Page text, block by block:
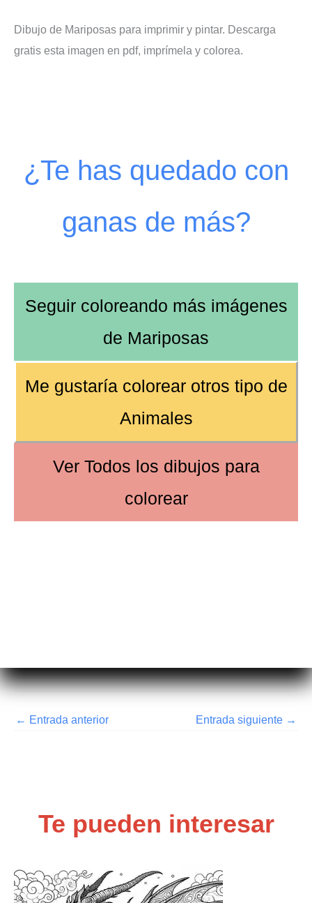
Dibujo de Mariposas para imprimir y pintar. Descarga
gratis esta imagen en pdf, imprímela y colorea.
¿Te has quedado con
ganas de más?
Seguir coloreando más imágenes
de Mariposas
Me gustaría colorear otros tipo de
Animales
Ver Todos los dibujos para
colorear
← Entrada anterior Entrada siguiente →
Te pueden interesar